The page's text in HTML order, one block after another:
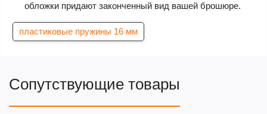
обложки придают законченный вид вашей брошюре.
пластиковые пружины 16 мм
Сопутствующие товары